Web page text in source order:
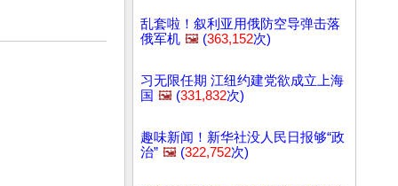
乱套啦！叙利亚用俄防空导弹击落
俄军机 🖼️ (363,152次)
习无限任期 江纽约建党欲成立上海
国 🖼️ (331,832次)
趣味新闻！新华社没人民日报够“政
治” 🖼️ (322,752次)